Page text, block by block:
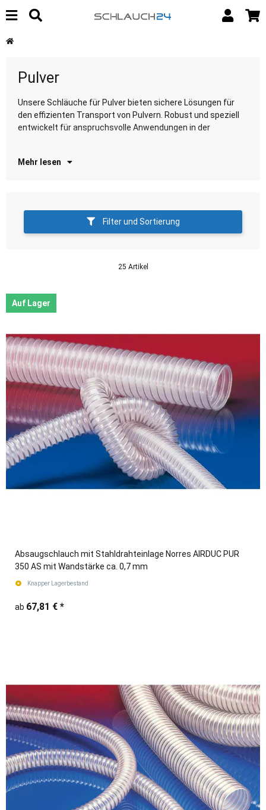
Pulver
Unsere Schläuche für Pulver bieten sichere Lösungen für
den effizienten Transport von Pulvern. Robust und speziell
entwickelt für anspruchsvolle Anwendungen in der
Pulververarbeitung. Entdecken Sie unsere Auswahl für
Mehr lesen
Filter und Sortierung
25 Artikel
Auf Lager
Absaugschlauch mit Stahldrahteinlage Norres AIRDUC PUR
350 AS mit Wandstärke ca. 0,7 mm
Knapper Lagerbestand
ab 67,81 € *